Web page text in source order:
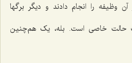
وظیفه را انجام دادند و دیگر برگها
حالت خاصى است. بله، یک هم‌چنین